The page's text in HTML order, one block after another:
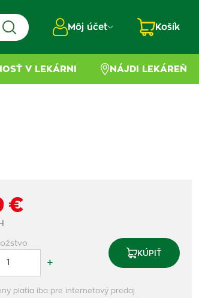
Môj účet Košík
V LEKÁRNI NÁJDI LEKÁREŇ
€
+
KÚPIŤ
platia iba pre internetový predaj